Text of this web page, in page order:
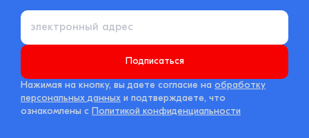
Подписаться
Нажимая на кнопку, вы даете согласие на обработку
персональных данных и подтверждаете, что
ознакомлены с Политикой конфиденциальности